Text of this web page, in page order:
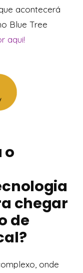
acontecerá
Blue Tree
aqui!
o
chegar
de
onde